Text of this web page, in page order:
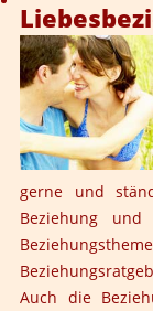
gerne und
Beziehung
Auch die